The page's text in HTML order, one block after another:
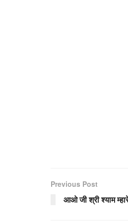
Previous Post
आओ जी श्री श्याम